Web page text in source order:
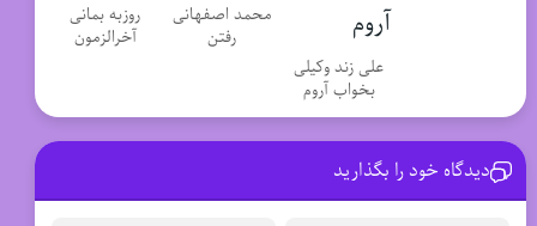
علی زند وکیلی
بخواب آروم
محمد اصفهانی
رفتن
روزبه بمانی
آخرالزمون
دیدگاه خود را بگذارید